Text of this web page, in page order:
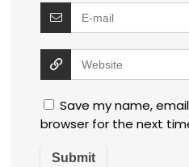
Save my name,
browser for the next